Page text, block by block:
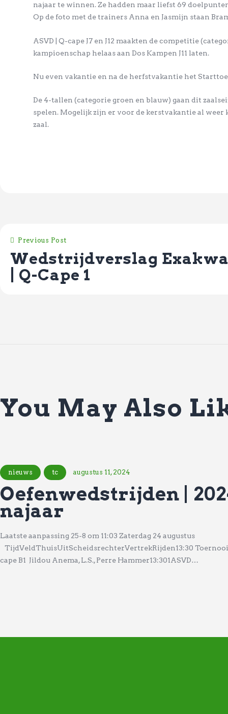
najaar te winnen. Ze hadden maar liefst 69
Op de foto met de trainers Anna en Jasmijn staan
ASVD | Q-cape J7 en J12 maakten de competitie
kampioenschap helaas aan Dos Kampen J11 laten.
Nu even vakantie en na de herfstvakantie het
De 4-tallen (categorie groen en blauw) gaan dit
spelen. Mogelijk zijn er voor de kerstvakantie al
zaal.
Previous Post
Wedstrijdverslag Exakwa
| Q-Cape 1
You May Also
nieuws tc augustus 11, 2024
Oefenwedstrijden |
najaar
Laatste aanpassing 25-8 om 11:03 Zaterdag 24 augustus
TijdVeldThuisUitScheidsrechterVertrekRijden13:30 Toernooi
cape B1 Jildou Anema, L.S., Perre Hammer13:301ASVD…